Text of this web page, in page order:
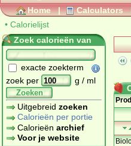
Home | Calculators
• Calorielijst
Zoek calorieën van
exacte zoekterm
zoek per
g / ml
Zoeken
Uitgebreid zoeken
Calorieën per portie
Calorieën archief
Voor je website